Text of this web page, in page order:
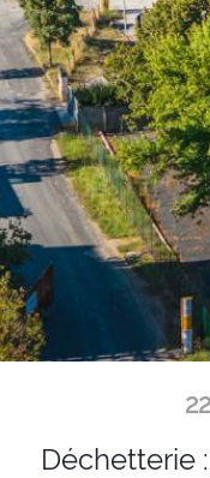
Déchetterie